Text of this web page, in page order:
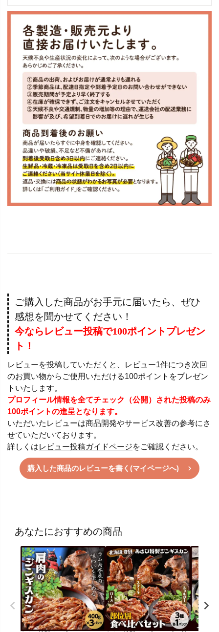
ご購入した商品がお手元に届いたら、ぜひ
感想を聞かせてください！
今ならレビュー投稿で100ポイントプレゼン
ト！
レビューを投稿していただくと、レビュー1件につき次回
のお買い物からご使用いただける100ポイントをプレゼン
トいたします。
プロフィール情報を全てチェック（公開）された投稿のみ
100ポイントの進呈となります。
いただいたレビューは商品開発やサービス改善の参考にさ
せていただいております。
詳しくはレビュー投稿ガイドページをご確認ください。
購入した商品のレビューを書く(マイページへ)
あなたにおすすめの商品